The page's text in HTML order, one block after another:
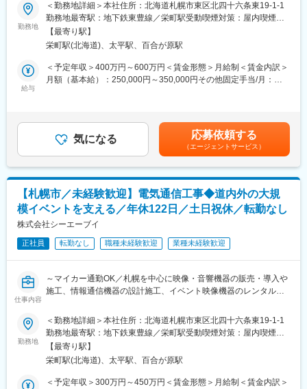
界と同水準の最新機材と豊富なノウハウを駆使した映像ソリュー
ションを提供しています。
当社が加盟する日本映像機材レンタル協会（JVRA）各社との連携
により、道内外の大規模なイベントにも対応しています。独自の
に対応可能です。
■仕事内容：
主に大学などの教育機関や官公庁に、プロジェクターなど様々な
メーカーの製品を組み合わせた独自のAVシステムの販売導入・施
工・アフターフォロー事業を展開する当社にて、電気通信の設計
業務をお任せします。
・お客様へAVシステム（映像・音響機器）を導入する際の電気通
信の設計
※映像設備（プロジェクター・ディスプレイなど）や監視カメラな
■当社の魅力：
◎当社では資格取得支援制度をご用意しています。業務に関連す
る資格を取得することで、専門性を高めることができます。
◎年に一度の評価面談を設けており、成果やプロセスなどを総合
的に評価します。
◎オンライン会議などの普及に伴い、学校や官公庁・企業様でも
プロジェクターなどを導入する企業が急増する社会背景で、安定
した財務基盤があります。
◎技術者として多くの現場に携わることで、常に新しい発見と成
長の機会を提供し、社員一人ひとりがプロフェッショナルとして
■当社について：
当社は映像・音響・IT技術を駆使し、コミュニケーションをデザ
インする企業です。北海道を拠点にしながら、東京のイベント業
ションを提供しています。
勤務地
＜勤務地詳細＞本社住所：北海道札幌市東区北四十六条東19-1-1
勤務地最寄駅：地下鉄東豊線／栄町駅受動喫煙対策：屋内喫煙可
能場所あり変更の範囲：会社の定める事業所
【最寄り駅】
栄町駅(北海道)、太平駅、百合が原駅
給与
＜予定年収＞400万円～600万円＜賃金形態＞月給制＜賃金内訳＞
月額（基本給）：250,000円～350,000円その他固定手当/月：
性があります。月給(月額)は固定手当を含めた表記です。
気になる 応募依頼する
（エージェントサービス）
【札幌市／未経験歓迎】電気通信工事◆道内外の大規
模イベントを支える／年休122日／土日祝休／転勤なし
株式会社シーエーブイ
正社員 転勤なし 職種未経験歓迎 業種未経験歓迎
仕事内容
～マイカー通勤OK／札幌を中心に映像・音響機器の販売・導入や
施工、情報通信機器の設計施工、イベント映像機器のレンタル事
■仕事内容：
主に大学などの教育機関や官公庁に、プロジェクターなど様々な
メーカーの製品を組み合わせた独自のAVシステムの販売導入・施
工・アフターフォロー事業を展開する当社にて、施工管理業務を
お任せします。
勤務地
＜勤務地詳細＞本社住所：北海道札幌市東区北四十六条東19-1-1
勤務地最寄駅：地下鉄東豊線／栄町駅受動喫煙対策：屋内喫煙可
能場所あり変更の範囲：会社の定める事業所
【最寄り駅】
栄町駅(北海道)、太平駅、百合が原駅
＜予定年収＞300万円～450万円＜賃金形態＞月給制＜賃金内訳＞